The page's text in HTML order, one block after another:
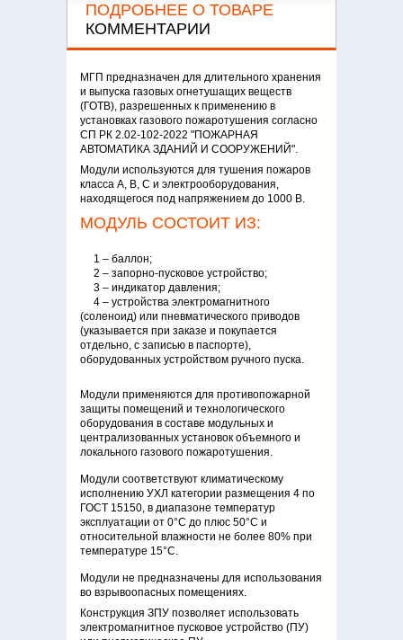
ПОДРОБНЕЕ О ТОВАРЕ
КОММЕНТАРИИ
МГП предназначен для длительного хранения
и выпуска газовых огнетушащих веществ
(ГОТВ), разрешенных к применению в
установках газового пожаротушения согласно
СП РК 2.02-102-2022 "ПОЖАРНАЯ
АВТОМАТИКА ЗДАНИЙ И СООРУЖЕНИЙ".
Модули используются для тушения пожаров
класса А, В, С и электрооборудования,
находящегося под напряжением до 1000 В.
МОДУЛЬ СОСТОИТ ИЗ:
1 – баллон;
2 – запорно-пусковое устройство;
3 – индикатор давления;
4 – устройства электромагнитного
(соленоид) или пневматического приводов
(указывается при заказе и покупается
отдельно, с записью в паспорте),
оборудованных устройством ручного пуска.
Модули применяются для противопожарной
защиты помещений и технологического
оборудования в составе модульных и
централизованных установок объемного и
локального газового пожаротушения.
Модули соответствуют климатическому
исполнению УХЛ категории размещения 4 по
ГОСТ 15150, в диапазоне температур
эксплуатации от 0°С до плюс 50°С и
относительной влажности не более 80% при
температуре 15°С.
Модули не предназначены для использования
во взрывоопасных помещениях.
Конструкция ЗПУ позволяет использовать
электромагнитное пусковое устройство (ПУ)